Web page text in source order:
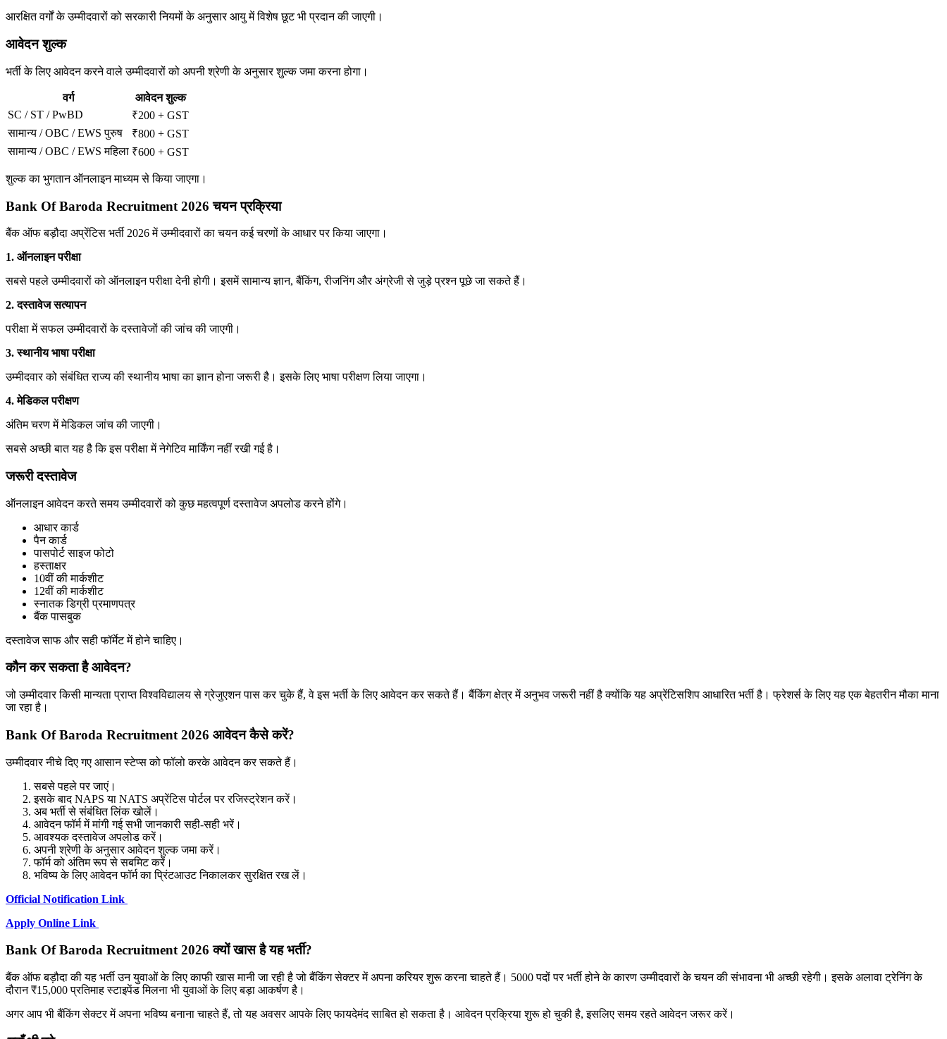
आरक्षित वर्गों के उम्मीदवारों को सरकारी नियमों के अनुसार आयु में विशेष छूट भी प्रदान की जाएगी।
आवेदन शुल्क
भर्ती के लिए आवेदन करने वाले उम्मीदवारों को अपनी श्रेणी के अनुसार शुल्क जमा करना होगा।
वर्ग
आवेदन शुल्क
SC / ST / PwBD
₹200 + GST
सामान्य / OBC / EWS पुरुष
₹800 + GST
सामान्य / OBC / EWS महिला ₹600 + GST
शुल्क का भुगतान ऑनलाइन माध्यम से किया जाएगा।
Bank Of Baroda Recruitment 2026 चयन प्रक्रिया
बैंक ऑफ बड़ौदा अप्रेंटिस भर्ती 2026 में उम्मीदवारों का चयन कई चरणों के आधार पर किया जाएगा।
1. ऑनलाइन परीक्षा
सबसे पहले उम्मीदवारों को ऑनलाइन परीक्षा देनी होगी। इसमें सामान्य ज्ञान, बैंकिंग, रीजनिंग और अंग्रेजी से जुड़े प्रश्न पूछे जा सकते हैं।
2. दस्तावेज सत्यापन
परीक्षा में सफल उम्मीदवारों के दस्तावेजों की जांच की जाएगी।
3. स्थानीय भाषा परीक्षा
उम्मीदवार को संबंधित राज्य की स्थानीय भाषा का ज्ञान होना जरूरी है। इसके लिए भाषा परीक्षण लिया जाएगा।
4. मेडिकल परीक्षण
अंतिम चरण में मेडिकल जांच की जाएगी।
सबसे अच्छी बात यह है कि इस परीक्षा में नेगेटिव मार्किंग नहीं रखी गई है।
जरूरी दस्तावेज
ऑनलाइन आवेदन करते समय उम्मीदवारों को कुछ महत्वपूर्ण दस्तावेज अपलोड करने होंगे।
आधार कार्ड
पैन कार्ड
पासपोर्ट साइज फोटो
हस्ताक्षर
10वीं की मार्कशीट
12वीं की मार्कशीट
स्नातक डिग्री प्रमाणपत्र
बैंक पासबुक
दस्तावेज साफ और सही फॉर्मेट में होने चाहिए।
कौन कर सकता है आवेदन?
जो उम्मीदवार किसी मान्यता प्राप्त विश्वविद्यालय से ग्रेजुएशन पास कर चुके हैं, वे इस भर्ती के लिए आवेदन कर सकते हैं। बैंकिंग क्षेत्र में अनुभव जरूरी नहीं है क्योंकि यह अप्रेंटिसशिप आधारित भर्ती है। फ्रेशर्स के लिए यह एक बेहतरीन मौका माना
जा रहा है।
Bank Of Baroda Recruitment 2026 आवेदन कैसे करें?
उम्मीदवार नीचे दिए गए आसान स्टेप्स को फॉलो करके आवेदन कर सकते हैं।
सबसे पहले पर जाएं।
इसके बाद NAPS या NATS अप्रेंटिस पोर्टल पर रजिस्ट्रेशन करें।
अब भर्ती से संबंधित लिंक खोलें।
आवेदन फॉर्म में मांगी गई सभी जानकारी सही-सही भरें।
आवश्यक दस्तावेज अपलोड करें।
अपनी श्रेणी के अनुसार आवेदन शुल्क जमा करें।
फॉर्म को अंतिम रूप से सबमिट करें।
भविष्य के लिए आवेदन फॉर्म का प्रिंटआउट निकालकर सुरक्षित रख लें।
Official Notification Link
Apply Online Link
Bank Of Baroda Recruitment 2026 क्यों खास है यह भर्ती?
बैंक ऑफ बड़ौदा की यह भर्ती उन युवाओं के लिए काफी खास मानी जा रही है जो बैंकिंग सेक्टर में अपना करियर शुरू करना चाहते हैं। 5000 पदों पर भर्ती होने के कारण उम्मीदवारों के चयन की संभावना भी अच्छी रहेगी। इसके अलावा ट्रेनिंग के
दौरान ₹15,000 प्रतिमाह स्टाइपेंड मिलना भी युवाओं के लिए बड़ा आकर्षण है।
अगर आप भी बैंकिंग सेक्टर में अपना भविष्य बनाना चाहते हैं, तो यह अवसर आपके लिए फायदेमंद साबित हो सकता है। आवेदन प्रक्रिया शुरू हो चुकी है, इसलिए समय रहते आवेदन जरूर करें।